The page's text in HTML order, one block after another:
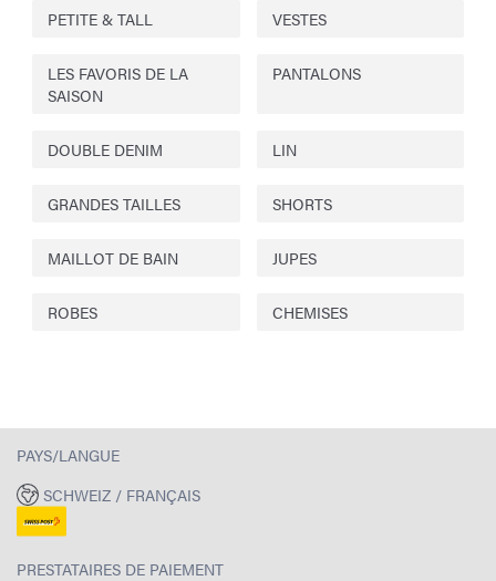
PETITE & TALL VESTES
LES FAVORIS DE LA
SAISON
PANTALONS
DOUBLE DENIM LIN
GRANDES TAILLES SHORTS
MAILLOT DE BAIN JUPES
ROBES CHEMISES
PAYS/LANGUE
SCHWEIZ / FRANÇAIS
PRESTATAIRES DE PAIEMENT